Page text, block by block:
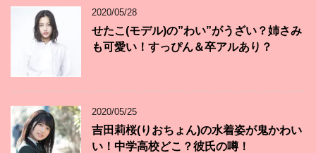
2020/05/28
せたこ(モデル)の”わい”がうざい？姉さみ
も可愛い！すっぴん＆卒アルあり？
2020/05/25
吉田莉桜(りおちょん)の水着姿が鬼かわい
い！中学高校どこ？彼氏の噂！